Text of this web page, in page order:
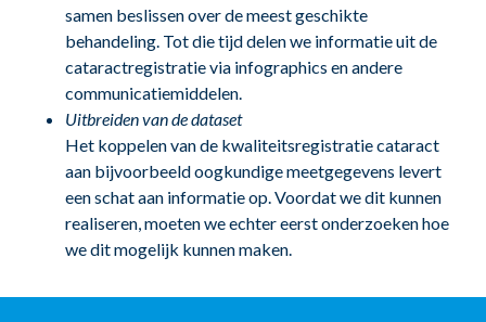
samen beslissen over de meest geschikte
behandeling. Tot die tijd delen we informatie uit de
cataractregistratie via infographics en andere
communicatiemiddelen.
Uitbreiden van de dataset
Het koppelen van de kwaliteitsregistratie cataract
aan bijvoorbeeld oogkundige meetgegevens levert
een schat aan informatie op. Voordat we dit kunnen
realiseren, moeten we echter eerst onderzoeken hoe
we dit mogelijk kunnen maken.